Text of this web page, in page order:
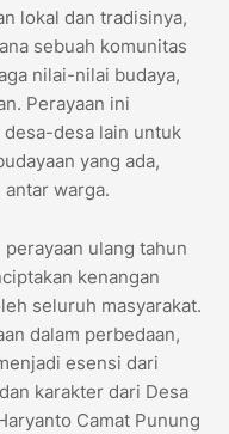
lokal dan tradisinya,
sebuah komunitas
nilai-nilai budaya,
Perayaan ini
desa lain untuk
yang ada,
warga.
ulang tahun
kenangan
seluruh masyarakat.
dalam perbedaan,
esensi dari
karakter dari Desa
Camat Punung